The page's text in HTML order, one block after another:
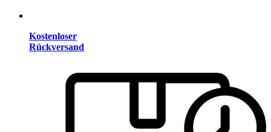
Kostenloser
Rückversand